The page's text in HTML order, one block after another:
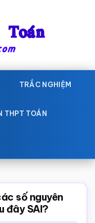
TRẮC NGHIỆM
THPT TOÁN
số nguyên
đây SAI?